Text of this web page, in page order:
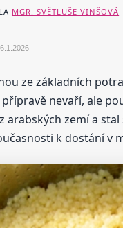
MGR. SVĚTLUŠE VINŠOVÁ
ze základních
přípravě nevaří, ale
arabských zemí a
k dostání v